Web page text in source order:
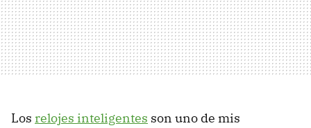
Los relojes inteligentes son uno de mis